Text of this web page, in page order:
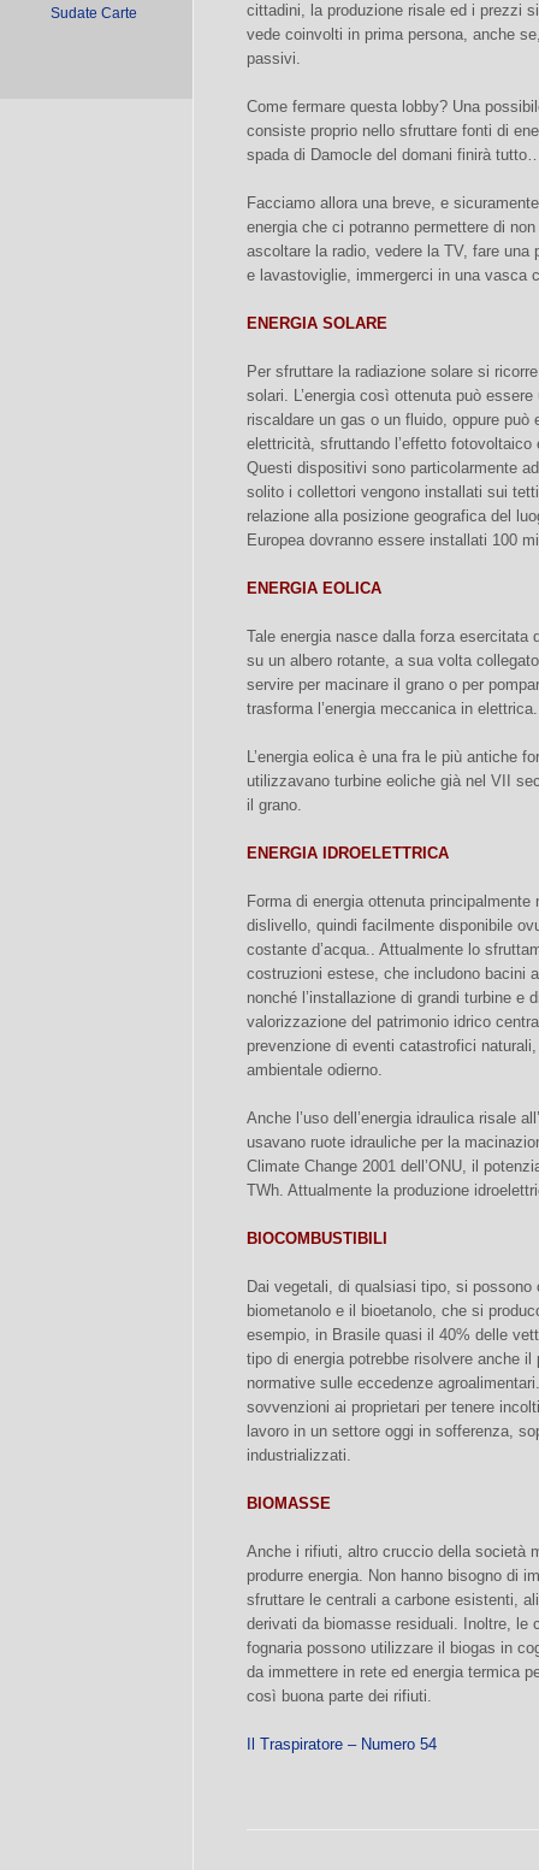
Sudate Carte
cittadini, la produzione risale ed i prezzi
vede coinvolti in prima persona, anche
passivi.
Come fermare questa lobby? Una
consiste proprio nello sfruttare fonti di
spada di Damocle del domani finirà
Facciamo allora una breve, e
energia che ci potranno permettere di
ascoltare la radio, vedere la TV, fare
e lavastoviglie, immergerci in una vasca
ENERGIA SOLARE
Per sfruttare la radiazione solare si
solari. L’energia così ottenuta può
riscaldare un gas o un fluido, oppure
elettricità, sfruttando l’effetto
Questi dispositivi sono particolarmente
solito i collettori vengono installati sui
relazione alla posizione geografica del
Europea dovranno essere installati 100
ENERGIA EOLICA
Tale energia nasce dalla forza esercitata
su un albero rotante, a sua volta
servire per macinare il grano o per
trasforma l’energia meccanica in elettrica.
L’energia eolica è una fra le più antiche
utilizzavano turbine eoliche già nel VII
il grano.
ENERGIA IDROELETTRICA
Forma di energia ottenuta principalmente
dislivello, quindi facilmente disponibile
costante d’acqua.. Attualmente lo
costruzioni estese, che includono bacini
nonché l’installazione di grandi turbine e
valorizzazione del patrimonio idrico
prevenzione di eventi catastrofici
ambientale odierno.
Anche l’uso dell’energia idraulica risale
usavano ruote idrauliche per la
Climate Change 2001 dell’ONU, il
TWh. Attualmente la produzione
BIOCOMBUSTIBILI
Dai vegetali, di qualsiasi tipo, si possono
biometanolo e il bioetanolo, che si
esempio, in Brasile quasi il 40% delle
tipo di energia potrebbe risolvere anche
normative sulle eccedenze
sovvenzioni ai proprietari per tenere
lavoro in un settore oggi in sofferenza,
industrializzati.
BIOMASSE
Anche i rifiuti, altro cruccio della società
produrre energia. Non hanno bisogno di
sfruttare le centrali a carbone esistenti,
derivati da biomasse residuali. Inoltre, le
fognaria possono utilizzare il biogas in
da immettere in rete ed energia termica
così buona parte dei rifiuti.
Il Traspiratore – Numero 54